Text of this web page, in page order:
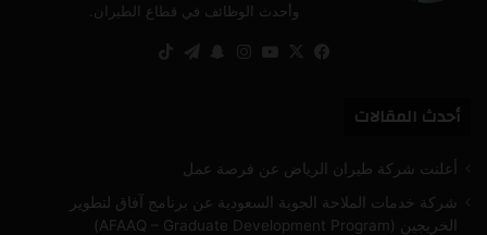
وأحدث الوظائف في قطاع الطيران.
فيسبوك
‫X
‫YouTube
انستقرام
سنابتيلقرام
أحدث المقالات
أعلنت شركة طيران الرياض عن فرصة عمل
شركة خدمات الملاحة الجوية السعودية عن برنامج آفاق لتطوير
الخريجين (AFAAQ – Graduate Development Program)